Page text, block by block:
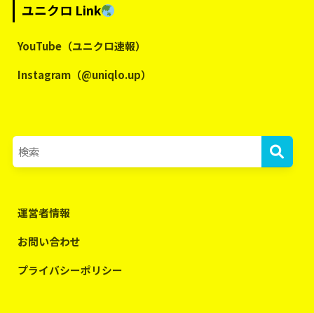
ユニクロ Link
YouTube（ユニクロ速報）
Instagram（@uniqlo.up）
運営者情報
お問い合わせ
プライバシーポリシー